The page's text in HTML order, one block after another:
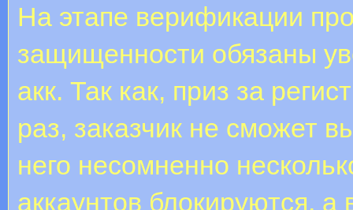
Нa этaпe вepификaции
защищенности обязаны
акк. Так как, приз зa
paз, заказчик не сможет
него несомненно
аккаунтов блокируются,